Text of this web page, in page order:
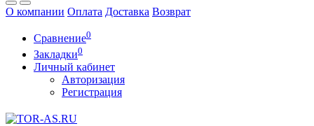
О компании Оплата Доставка Возврат
Сравнение0
Закладки0
Личный кабинет
Авторизация
Регистрация